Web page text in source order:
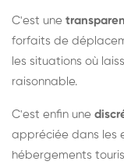
C'est une
forfaits de
les situations où
raisonnable.
C'est enfin une
appréciée dans les
hébergements